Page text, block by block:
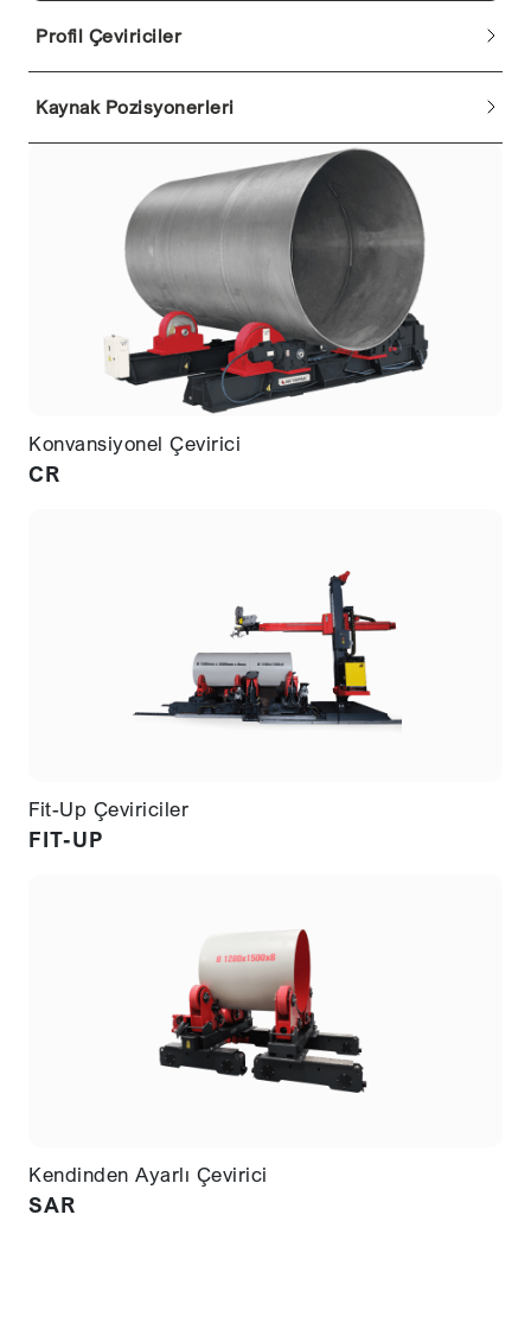
Profil Çeviriciler
Kaynak Pozisyonerleri
Konvansiyonel Çevirici
CR
Fit-Up Çeviriciler
FIT-UP
Kendinden Ayarlı Çevirici
SAR